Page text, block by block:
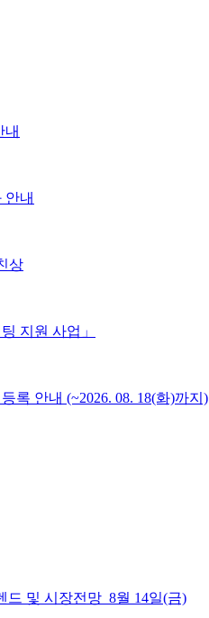
내
안내
상
지원 사업」
록 안내 (~2026. 08. 18(화)까지)
드 및 시장전망_8월 14일(금)